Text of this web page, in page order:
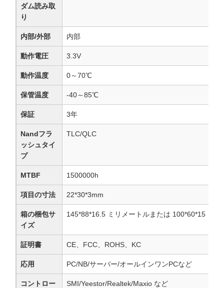
ダム読み取
り
内部/外部 内部
動作電圧 3.3V
動作温度 0～70℃
保管温度 -40～85℃
保証 3年
Nandフラ
ッシュタイ
プ
TLC/QLC
MTBF 1500000h
項目の寸法 22*30*3mm
箱の梱包サ
イズ
145*88*16.5 ミリメートルまたは 100*60*15 ミリ
証明書 CE、FCC、ROHS、KC
応用 PC/NB/サーバー/オールインワンPCなど
コントロー
SMI/Yeestor/Realtek/Maxio など